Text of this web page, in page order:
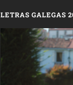
LETRAS GALEGAS